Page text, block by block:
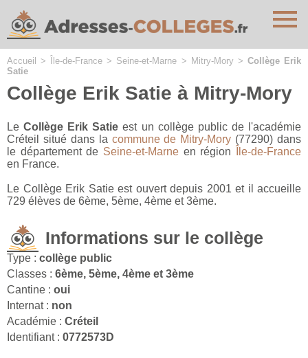
Accueil > Île-de-France > Seine-et-Marne > Mitry-Mory > Collège Erik
Satie
Collège Erik Satie à Mitry-Mory
LeCollège Erik Satie est un collège public de l'académie
Créteil situé dans la commune de Mitry-Mory (77290) dans
le département de Seine-et-Marne en région
Île-de-France
en France.
Le Collège Erik Satie est ouvert depuis 2001 et il accueille
729 élèves de 6ème, 5ème, 4ème et 3ème.
Informations sur le collège
Type : collège public
Classes : 6ème, 5ème, 4ème et 3ème
Cantine : oui
Internat : non
Académie : Créteil
Identifiant : 0772573D